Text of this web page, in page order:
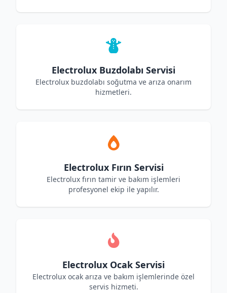
Electrolux Buzdolabı Servisi
Electrolux buzdolabı soğutma ve arıza onarım
hizmetleri.
Electrolux Fırın Servisi
Electrolux fırın tamir ve bakım işlemleri
profesyonel ekip ile yapılır.
Electrolux Ocak Servisi
Electrolux ocak arıza ve bakım işlemlerinde özel
servis hizmeti.